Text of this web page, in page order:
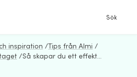
Sök
inspiration /Tips från Almi /
/ Så skapar du ett effektivt styrelsearbete